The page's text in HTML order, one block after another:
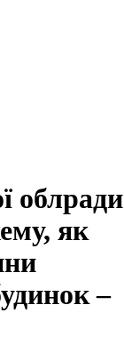
облради
як
–